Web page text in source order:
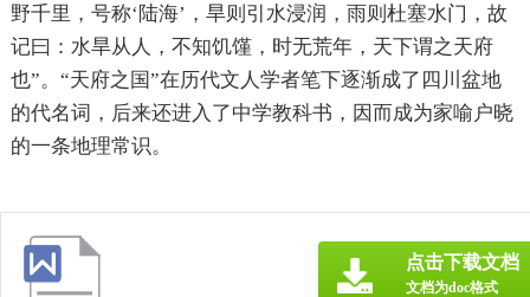
野千里，号称‘陆海’，旱则引水浸润，雨则杜塞水门，故
记曰：水旱从人，不知饥馑，时无荒年，天下谓之天府
也”。“天府之国”在历代文人学者笔下逐渐成了四川盆地
的代名词，后来还进入了中学教科书，因而成为家喻户晓
的一条地理常识。
点击下载文档
文档为doc格式